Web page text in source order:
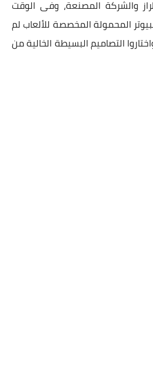
والشركة المصنعة، وفى الوقت
المحمولة المخصصة للألعاب لم
التصاميم البسيطة الخالية من